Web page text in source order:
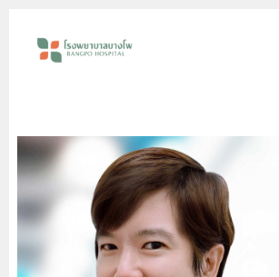
contentพยาบาล
Good
Health